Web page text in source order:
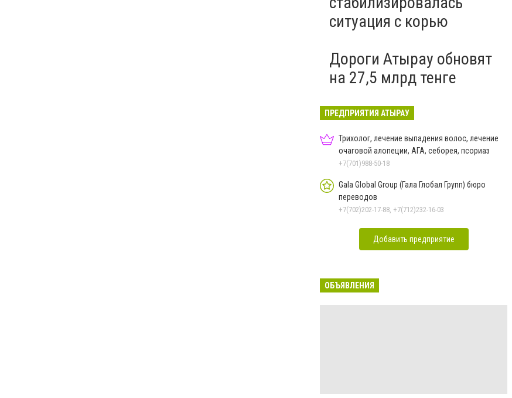
ситуация с корью
Дороги Атырау обновят
на 27,5 млрд тенге
ПРЕДПРИЯТИЯ АТЫРАУ
Трихолог, лечение выпадения волос, лечение
очаговой алопеции, АГА, себорея, псориаз
+7(701)988-50-18
Gala Global Group (Гала Глобал Групп) бюро
переводов
+7(702)202-17-88, +7(712)232-16-03
Добавить предприятие
ОБЪЯВЛЕНИЯ